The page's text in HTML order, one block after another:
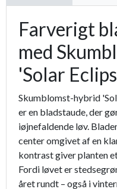
Farverigt
med
'Solar
Skumblomst-hybrid
er en bladstaude, der
iøjnefaldende løv.
center omgivet af en
kontrast giver planten
Fordi løvet er
året rundt – også i